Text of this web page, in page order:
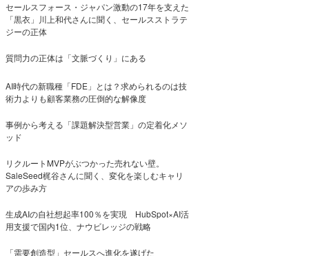
セールスフォース・ジャパン激動の17年を支えた
「黒衣」川上和代さんに聞く、セールスストラテ
ジーの正体
質問力の正体は「文脈づくり」にある
AI時代の新職種「FDE」とは？求められるのは技
術力よりも顧客業務の圧倒的な解像度
事例から考える「課題解決型営業」の定着化メソ
ッド
リクルートMVPがぶつかった売れない壁。
SaleSeed梶谷さんに聞く、変化を楽しむキャリ
アの歩み方
生成AIの自社想起率100％を実現 HubSpot×AI活
用支援で国内1位、ナウビレッジの戦略
「需要創造型」セールスへ進化を遂げた